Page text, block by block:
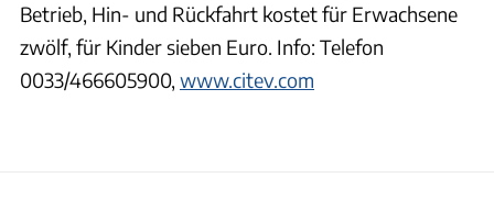
Betrieb, Hin- und Rückfahrt kostet für Erwachsene
zwölf, für Kinder sieben Euro. Info: Telefon
0033/466605900, www.citev.com